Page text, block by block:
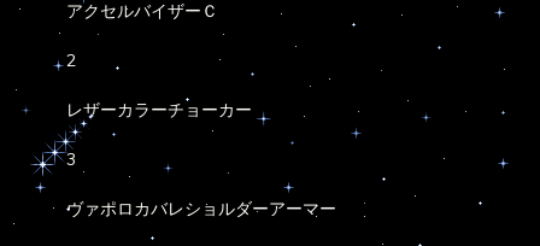
アクセルバイザーＣ
2
レザーカラーチョーカー
3
ヴァポロカバレショルダーアーマー